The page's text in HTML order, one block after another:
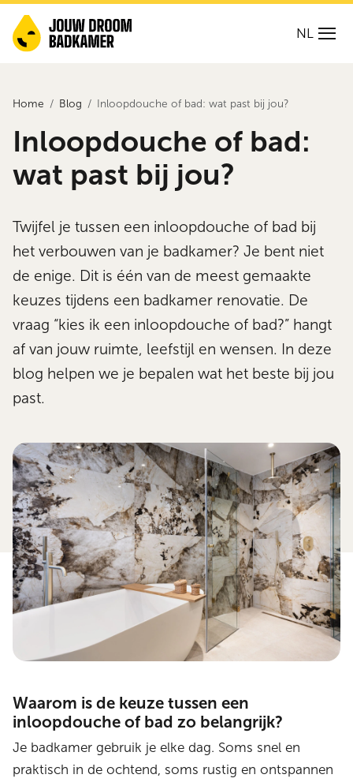
NL
Home Blog Inloopdouche of bad: wat past bij jou?
Inloopdouche of bad:
wat past bij jou?
Twijfel je tussen een inloopdouche of bad bij
het verbouwen van je badkamer? Je bent niet
de enige. Dit is één van de meest gemaakte
keuzes tijdens een badkamer renovatie. De
vraag “kies ik een inloopdouche of bad?” hangt
af van jouw ruimte, leefstijl en wensen. In deze
blog helpen we je bepalen wat het beste bij jou
past.
Waarom is de keuze tussen een
inloopdouche of bad zo belangrijk?
Je badkamer gebruik je elke dag. Soms snel en
praktisch in de ochtend, soms rustig en ontspannen